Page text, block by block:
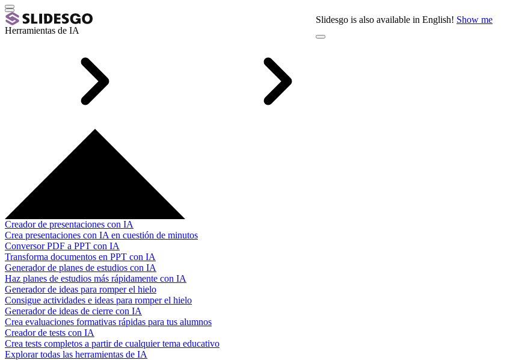
Slidesgo is also available in English! Show me
Herramientas de IA
Creador de presentaciones con IA
Crea presentaciones con IA en cuestión de minutos
Conversor PDF a PPT con IA
Transforma documentos en PPT con IA
Generador de planes de estudios con IA
Haz planes de estudios más rápidamente con IA
Generador de ideas para romper el hielo
Consigue actividades e ideas para romper el hielo
Generador de ideas de cierre con IA
Crea evaluaciones formativas rápidas para tus alumnos
Creador de tests con IA
Crea tests completos a partir de cualquier tema educativo
Explorar todas las herramientas de IA